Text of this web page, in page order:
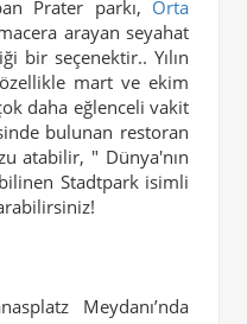
Prater parkı, Orta
arayan seyahat
bir seçenektir.. Yılın
mart ve ekim
daha eğlenceli vakit
bulunan restoran
atabilir, " Dünya'nın
Stadtpark isimli
Meydanı’nda